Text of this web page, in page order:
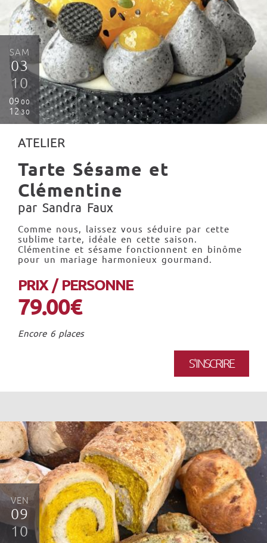
SAM
03
10
09 00
1230
ATELIER
Tarte Sésame et
Clémentine
par Sandra Faux
Comme nous, laissez vous séduire par cette
sublime tarte, idéale en cette saison.
Clémentine et sésame fonctionnent en binôme
pour un mariage harmonieux gourmand.
PRIX / PERSONNE
79.00€
Encore 6 places
S'INSCRIRE
VEN
09
10